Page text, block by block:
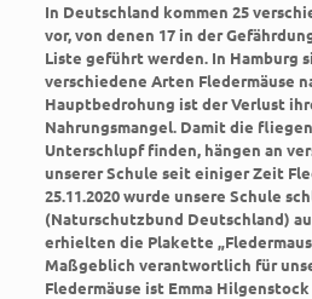
In Deutschland kommen 25
vor, von denen 17 in der
Liste geführt werden. In Hamburg
verschiedene Arten Fledermäuse
Hauptbedrohung ist der Verlust
Nahrungsmangel. Damit die
Unterschlupf finden, hängen an
unserer Schule seit einiger Zeit
25.11.2020 wurde unsere Schule
(Naturschutzbund Deutschland)
erhielten die Plakette
Maßgeblich verantwortlich für
Fledermäuse ist Emma Hilgenstock